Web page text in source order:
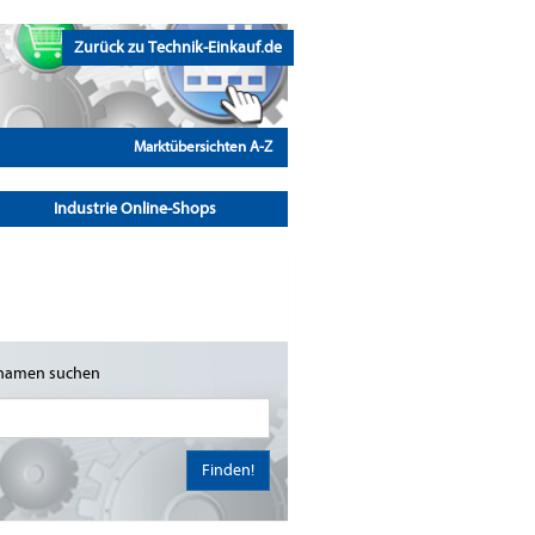
Zurück zu Technik-Einkauf.de
Marktübersichten A-Z
Industrie Online-Shops
suchen
Finden!